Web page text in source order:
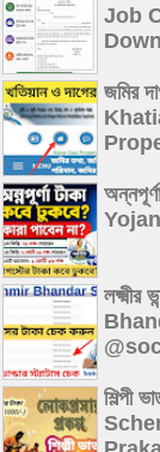
Job
জমির
শিল্পী